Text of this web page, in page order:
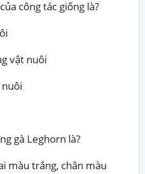
công tác giống là?
vật nuôi
gà Leghorn là?
màu trắng, chân màu